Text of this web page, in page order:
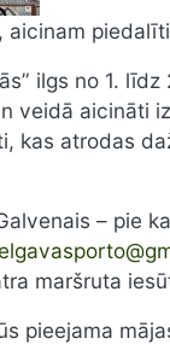
ilgs no 1.
veidā aicināti
kas atrodas
– pie
maršruta
pieejama